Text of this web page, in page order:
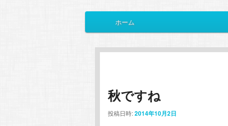
イ
メ
イ
コ
ン
サ
ブ
ン
テ
ホーム
秋ですね
投稿日時:2014年10月2日